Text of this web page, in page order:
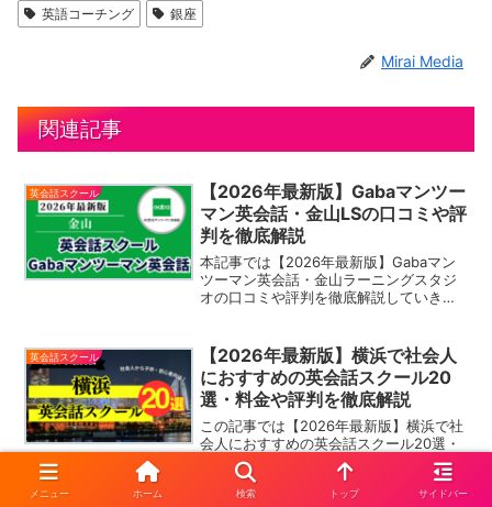
英語コーチング
銀座
Mirai Media
関連記事
英会話スクール
【2026年最新版】Gabaマンツー
マン英会話・金山LSの口コミや評
判を徹底解説
本記事では【2026年最新版】Gabaマン
ツーマン英会話・金山ラーニングスタジ
オの口コミや評判を徹底解説していきま
徒一人一人の予算とスケジュールに合わ
せた安心の「月謝制」で英会話レッスン
を提供しています。また、現在Gabaマン
ツーマン英会話では大好評の《お試しコ
ース月額20,000円》で英会話レッスンを
スタートできるキャンペーン実施中で
す。
英会話スクール
【2026年最新版】横浜で社会人
におすすめの英会話スクール20
選・料金や評判を徹底解説
この記事では【2026年最新版】横浜で社
会人におすすめの英会話スクール20選・
料金や評判を徹底解説していきます。横
浜駅周辺には「スピーキングに強い英会
話スクール」や「お手頃な英会話スクー
メニュー ホーム 検索 トップ サイドバー